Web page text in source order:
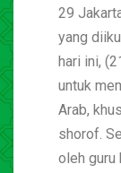
29
yang
hari ini,
untuk
Arab,
shorof.
oleh guru